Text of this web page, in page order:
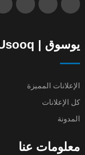
يوسوق | Usooq
الإعلانات المميزة
كل الإعلانات
المدونة
معلومات عنا